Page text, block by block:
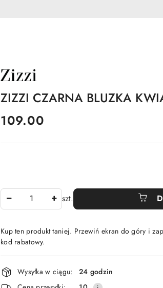
NAZWA
PRODUCENTA:
ZIZZI CZARNA BLUZKA
cena:
109.00
szt.
Kup ten produkt taniej. Przewiń ekran do góry i
kod rabatowy.
Dostępność
i
Wysyłka w ciągu:
24 godzin